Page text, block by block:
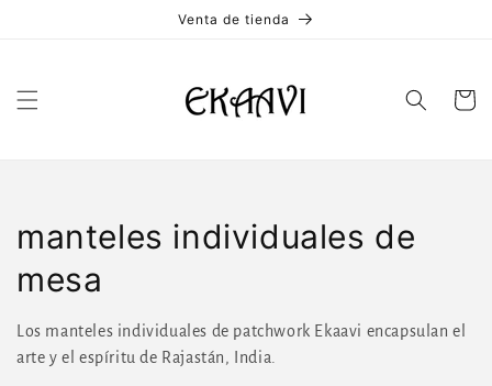
Venta de tienda
Carrito
C
o
l
e
manteles individuales de
mesa
Los manteles individuales de patchwork Ekaavi encapsulan el
arte y el espíritu de Rajastán, India.